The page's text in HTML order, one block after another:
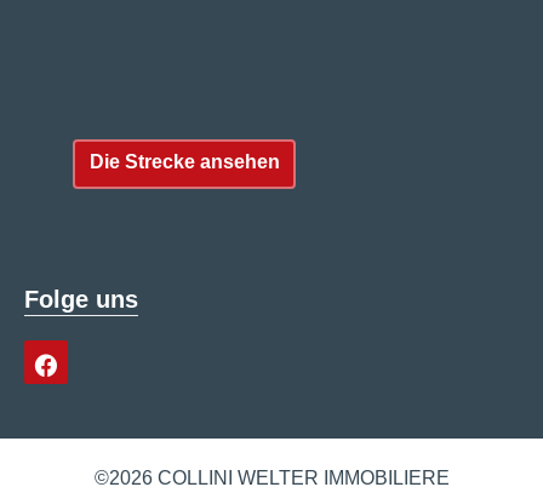
Die Strecke ansehen
Folge uns
©2026 COLLINI WELTER IMMOBILIERE